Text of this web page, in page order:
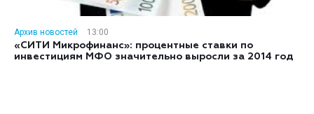
Архив новостей
13:00
«СИТИ Микрофинанс»: процентные ставки по
инвестициям МФО значительно выросли за 2014 год